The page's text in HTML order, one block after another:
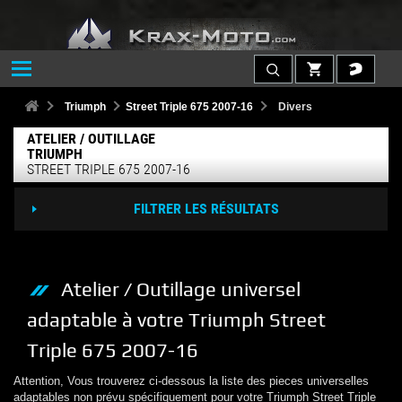
Triumph Street Triple 675 2007-16 Divers
ATELIER / OUTILLAGE
TRIUMPH
STREET TRIPLE 675 2007-16
FILTRER LES RÉSULTATS
Atelier / Outillage universel
adaptable à votre Triumph Street
Triple 675 2007-16
Attention, Vous trouverez ci-dessous la liste des pieces universelles
adaptables non prévu spécifiquement pour votre Triumph Street Triple